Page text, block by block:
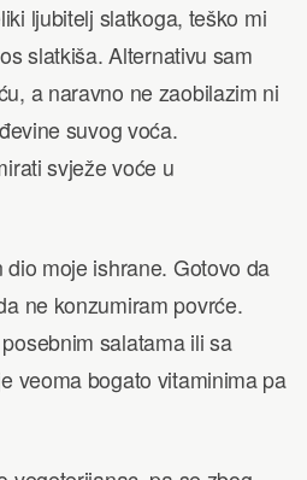
ljubitelj slatkoga, teško mi
slatkiša. Alternativu sam
a naravno ne zaobilazim ni
suvog voća.
svježe voće u
moje ishrane. Gotovo da
ne konzumiram povrće.
salatama ili sa
veoma bogato vitaminima pa